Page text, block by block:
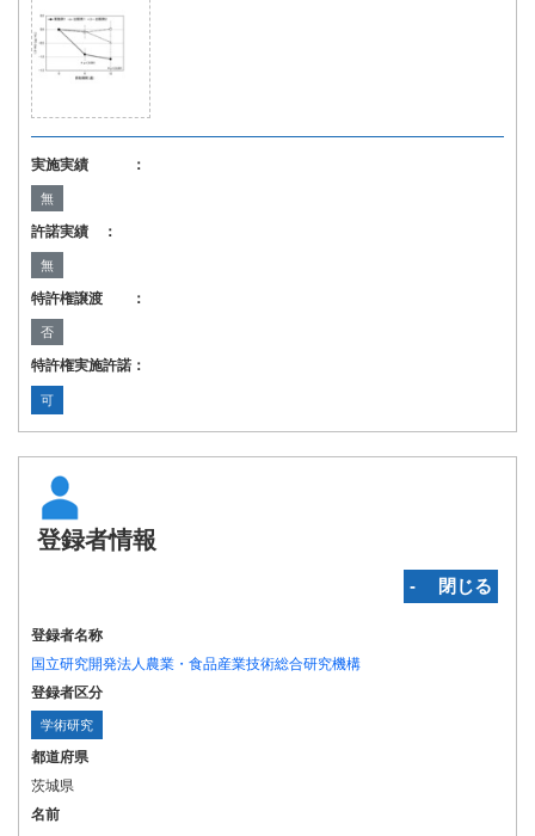
実施実績 ：
無
許諾実績 ：
無
特許権譲渡 ：
否
特許権実施許諾：
可
登録者情報
‐ 閉じる
登録者名称
国立研究開発法人農業・食品産業技術総合研究機構
登録者区分
学術研究
都道府県
茨城県
名前